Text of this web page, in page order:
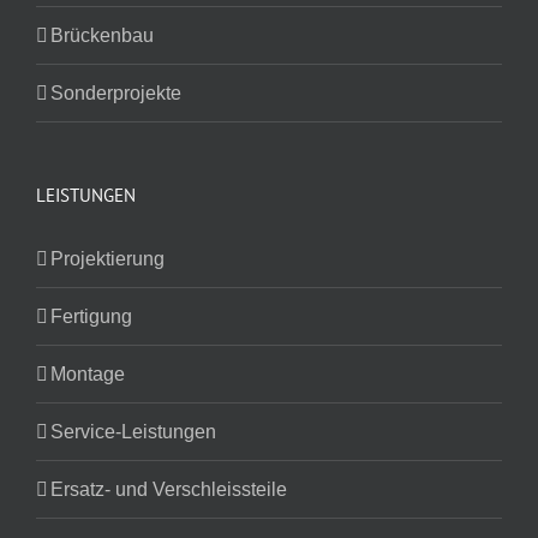
Brückenbau
Sonderprojekte
LEISTUNGEN
Projektierung
Fertigung
Montage
Service-Leistungen
Ersatz- und Verschleissteile